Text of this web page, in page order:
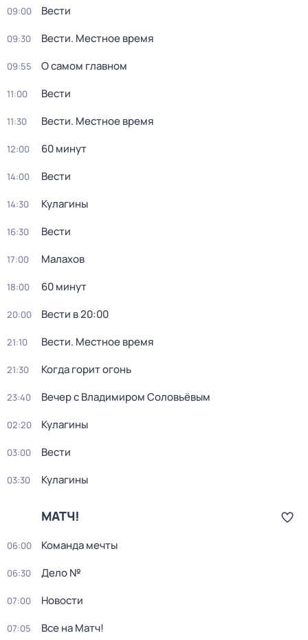
09:00 Вести
09:30 Вести. Местное время
09:55 О самом главном
11:00 Вести
11:30 Вести. Местное время
12:00 60 минут
14:00 Вести
14:30 Кулагины
16:30 Вести
17:00 Малахов
18:00 60 минут
20:00 Вести в 20:00
21:10 Вести. Местное время
21:30 Когда горит огонь
23:40 Вечер с Владимиром Соловьёвым
02:20 Кулагины
03:00 Вести
03:30 Кулагины
МАТЧ!
06:00 Команда мечты
06:30 Дело №
07:00 Новости
07:05 Все на Матч!